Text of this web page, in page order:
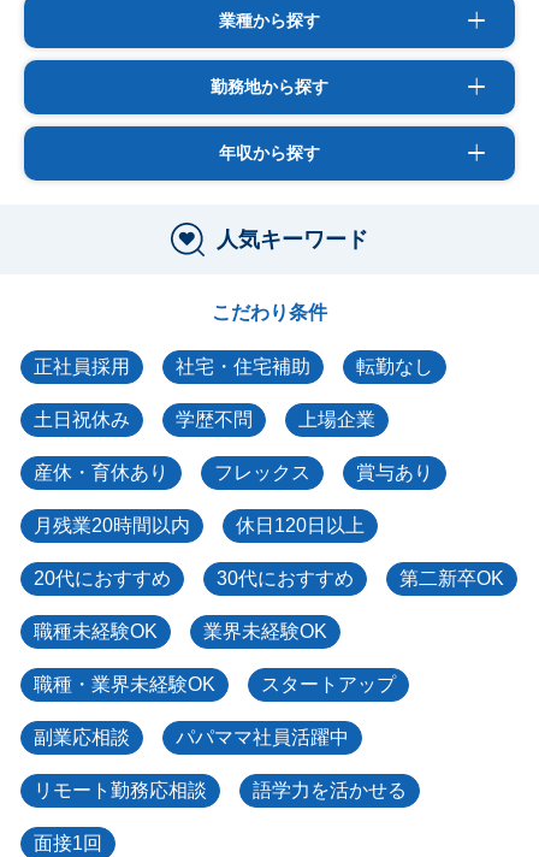
業種から探す
勤務地から探す
年収から探す
人気キーワード
こだわり条件
正社員採用 社宅・住宅補助 転勤なし
土日祝休み 学歴不問 上場企業
産休・育休あり フレックス 賞与あり
月残業20時間以内 休日120日以上
20代におすすめ 30代におすすめ 第二新卒OK
職種未経験OK 業界未経験OK
職種・業界未経験OK スタートアップ
副業応相談 パパママ社員活躍中
リモート勤務応相談 語学力を活かせる
面接1回